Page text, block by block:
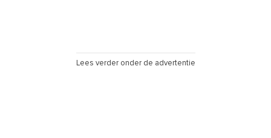
Lees verder onder de advertentie